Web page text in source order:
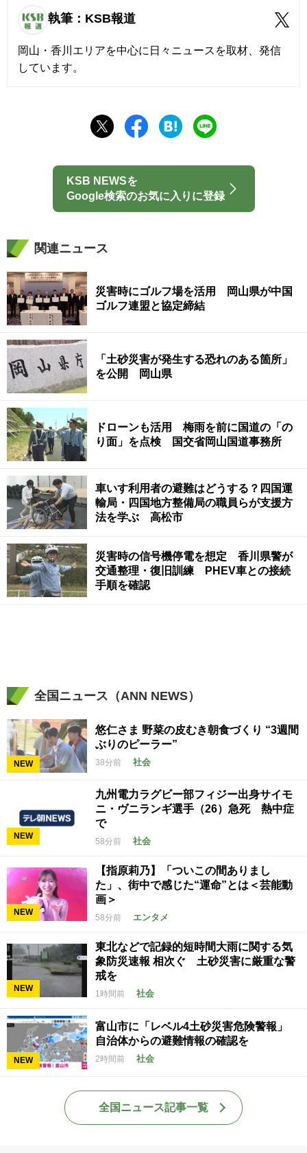
執筆：KSB報道
岡山・香川エリアを中心に日々ニュースを取材、発信
しています。
KSB NEWSを
Google検索のお気に入りに登録
関連ニュース
災害時にゴルフ場を活用 岡山県が中国
ゴルフ連盟と協定締結
「土砂災害が発生する恐れのある箇所」
を公開 岡山県
ドローンも活用 梅雨を前に国道の「の
り面」を点検 国交省岡山国道事務所
車いす利用者の避難はどうする？四国運
輸局・四国地方整備局の職員らが支援方
法を学ぶ 高松市
災害時の信号機停電を想定 香川県警が
交通整理・復旧訓練 PHEV車との接続
手順を確認
全国ニュース（ANN NEWS）
NEW
悠仁さま 野菜の皮むき朝食づくり “3週間
ぶりのピーラー”
38分前 社会
NEW
九州電力ラグビー部フィジー出身サイモ
ニ・ヴニランギ選手（26）急死 熱中症
で
58分前 社会
NEW
【指原莉乃】「ついこの間ありまし
た」、街中で感じた“運命”とは＜芸能動
画＞
58分前 エンタメ
NEW
東北などで記録的短時間大雨に関する気
象防災速報 相次ぐ 土砂災害に厳重な警
戒を
1時間前 社会
NEW
富山市に「レベル4土砂災害危険警報」
自治体からの避難情報の確認を
2時間前 社会
全国ニュース記事一覧